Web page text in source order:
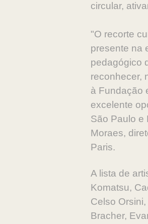
circular,
"O recorte
presente na
pedagógico
reconhecer,
à Fundação
excelente
São Paulo e
Moraes,
Paris.
A lista de
Komatsu,
Celso
Bracher,